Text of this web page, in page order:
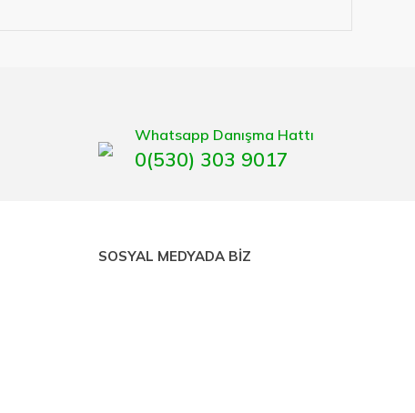
Whatsapp Danışma Hattı
0(530) 303 9017
SOSYAL MEDYADA BİZ